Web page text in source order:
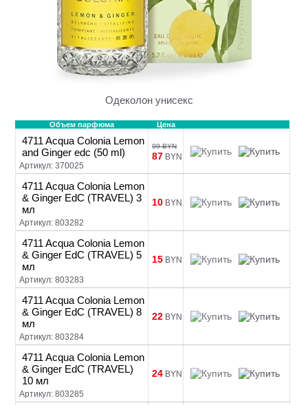
Одеколон унисекс
Объем парфюма Цена
4711 Acqua Colonia Lemon
and Ginger edc (50 ml)
Артикул: 370025
99 BYN
87 BYN
4711 Acqua Colonia Lemon
& Ginger EdC (TRAVEL) 3
мл
Артикул: 803282
10 BYN
4711 Acqua Colonia Lemon
& Ginger EdC (TRAVEL) 5
мл
Артикул: 803283
15 BYN
4711 Acqua Colonia Lemon
& Ginger EdC (TRAVEL) 8
мл
Артикул: 803284
22 BYN
4711 Acqua Colonia Lemon
& Ginger EdC (TRAVEL)
10 мл
Артикул: 803285
24 BYN